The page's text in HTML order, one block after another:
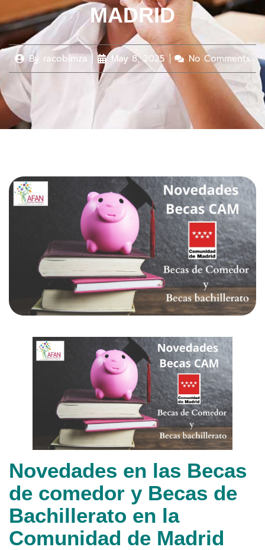
MADRID
By racobimza May 8, 2025 No Comments
Novedades en las Becas
de comedor y Becas de
Bachillerato en la
Comunidad de Madrid